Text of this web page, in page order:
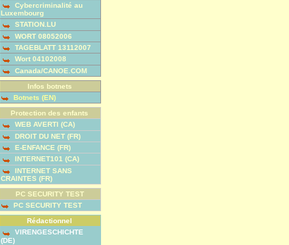
Cybercriminalité au
Luxembourg
STATION.LU
WORT 08052006
TAGEBLATT 13112007
Wort 04102008
Canada/CANOE.COM
Infos botnets
Botnets (EN)
Protection des enfants
WEB AVERTI (CA)
DROIT DU NET (FR)
E-ENFANCE (FR)
INTERNET101 (CA)
INTERNET SANS
CRAINTES (FR)
PC SECURITY TEST
PC SECURITY TEST
Rédactionnel
VIRENGESCHICHTE
(DE)